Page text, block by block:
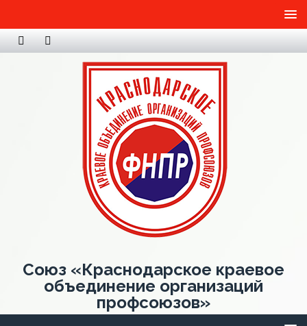
Союз «Краснодарское краевое
объединение организаций
профсоюзов»